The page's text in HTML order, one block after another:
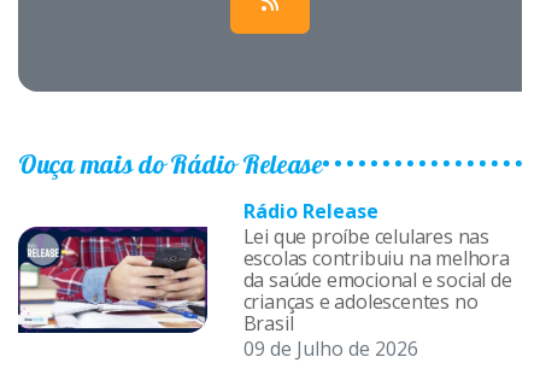
Ouça mais do Rádio Release
Rádio Release
Lei que proíbe celulares nas
escolas contribuiu na melhora
da saúde emocional e social de
crianças e adolescentes no
Brasil
09 de Julho de 2026